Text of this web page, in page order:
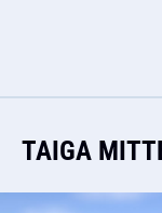
TAIGA